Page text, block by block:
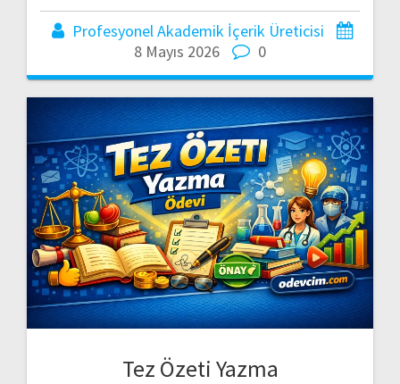
Profesyonel Akademik İçerik Üreticisi
8 Mayıs 2026
0
Tez Özeti Yazma